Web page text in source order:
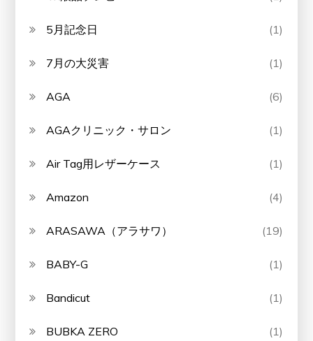
5月記念日 (1)
7月の大災害 (1)
AGA (6)
AGAクリニック・サロン (1)
Air Tag用レザーケース (1)
Amazon (4)
ARASAWA（アラサワ） (19)
BABY-G (1)
Bandicut (1)
BUBKA ZERO (1)